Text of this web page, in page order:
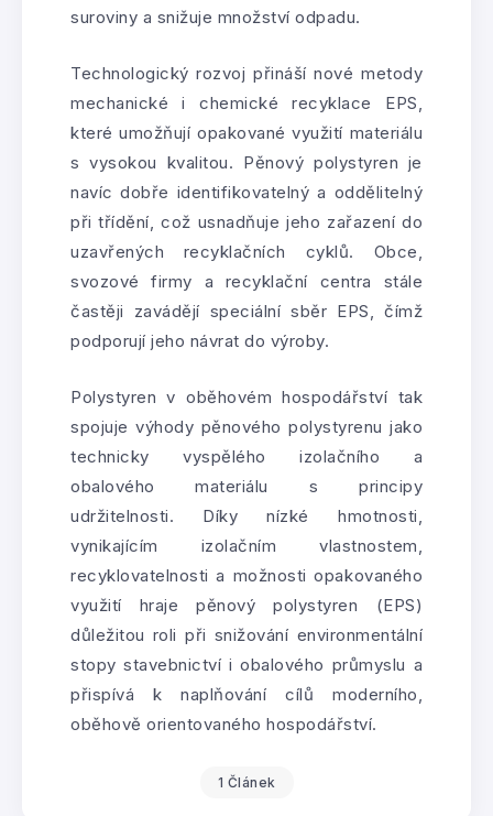
suroviny a snižuje množství odpadu.
Technologický rozvoj přináší nové metody
mechanické i chemické recyklace EPS,
které umožňují opakované využití materiálu
s vysokou kvalitou. Pěnový polystyren je
navíc dobře identifikovatelný a oddělitelný
při třídění, což usnadňuje jeho zařazení do
uzavřených recyklačních cyklů. Obce,
svozové firmy a recyklační centra stále
častěji zavádějí speciální sběr EPS, čímž
podporují jeho návrat do výroby.
Polystyren v oběhovém hospodářství tak
spojuje výhody pěnového polystyrenu jako
technicky vyspělého izolačního a
obalového materiálu s principy
udržitelnosti. Díky nízké hmotnosti,
vynikajícím izolačním vlastnostem,
recyklovatelnosti a možnosti opakovaného
využití hraje pěnový polystyren (EPS)
důležitou roli při snižování environmentální
stopy stavebnictví i obalového průmyslu a
přispívá k naplňování cílů moderního,
oběhově orientovaného hospodářství.
1 Článek